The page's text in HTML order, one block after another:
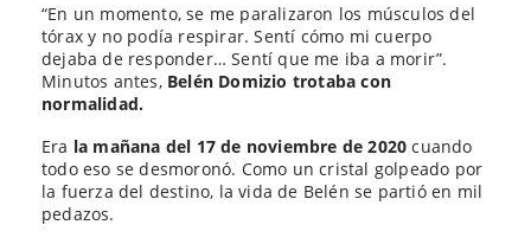
la
entrada
la
entrada
“En un momento, se me paralizaron los músculos del
tórax y no podía respirar. Sentí cómo mi cuerpo
dejaba de responder… Sentí que me iba a morir”.
Minutos antes, Belén Domizio trotaba con
normalidad.
Era la mañana del 17 de noviembre de 2020 cuando
todo eso se desmoronó. Como un cristal golpeado por
la fuerza del destino, la vida de Belén se partió en mil
pedazos.